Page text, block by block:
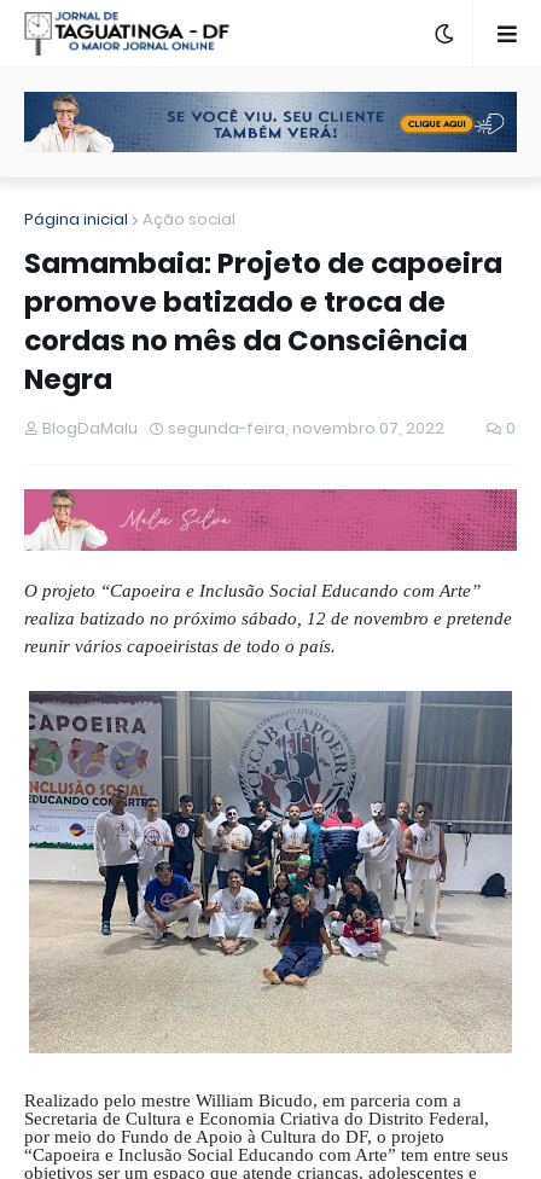
Página inicial Ação social
Samambaia: Projeto de capoeira
promove batizado e troca de
cordas no mês da Consciência
Negra
BlogDaMalu segunda-feira, novembro 07, 2022 0
O projeto “Capoeira e Inclusão Social Educando com Arte”
realiza batizado no próximo sábado, 12 de novembro e pretende
reunir vários capoeiristas de todo o país.
Realizado pelo mestre William Bicudo, em parceria com a
Secretaria de Cultura e Economia Criativa do Distrito Federal,
por meio do Fundo de Apoio à Cultura do DF, o projeto
“Capoeira e Inclusão Social Educando com Arte” tem entre seus
objetivos ser um espaço que atende crianças, adolescentes e